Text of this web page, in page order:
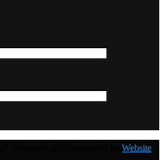
Website